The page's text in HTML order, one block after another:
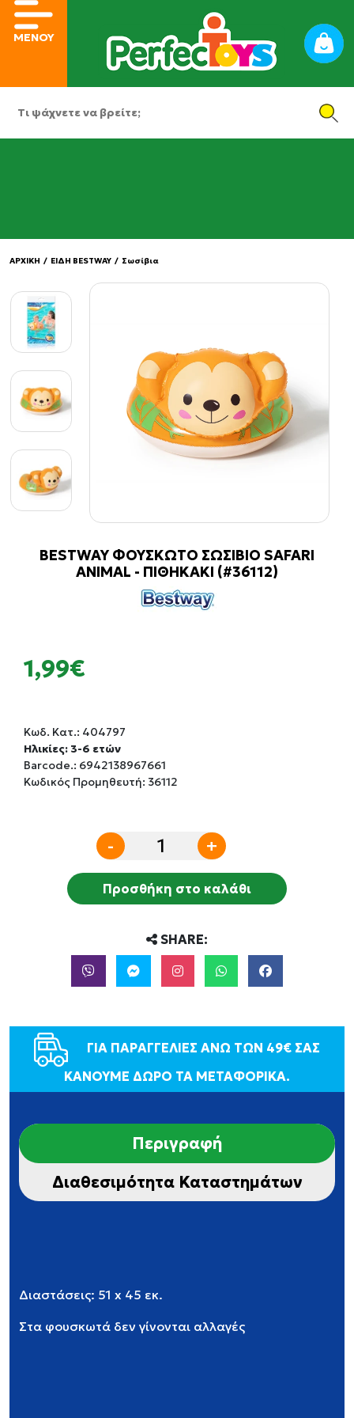
ΜΕΝΟΥ
ΑΡΧΙΚΗ / ΕΙΔΗ BESTWAY / Σωσίβια
BESTWAY ΦΟΥΣΚΩΤΟ ΣΩΣΙΒΙΟ SAFARI
ANIMAL - ΠΙΘΗΚΑΚΙ (#36112)
1,99€
Κωδ. Κατ.: 404797
Ηλικίες: 3-6 ετών
Barcode.: 6942138967661
Κωδικός Προμηθευτή: 36112
- +
Προσθήκη στο καλάθι
SHARE:
ΓΙΑ ΠΑΡΑΓΓΕΛΙΕΣ ΑΝΩ ΤΩΝ 49€ ΣΑΣ
ΚΑΝΟΥΜΕ ΔΩΡΟ ΤΑ ΜΕΤΑΦΟΡΙΚΑ.
Περιγραφή
Διαθεσιμότητα Καταστημάτων
Διαστάσεις: 51 x 45 εκ.
Στα φουσκωτά δεν γίνονται αλλαγές